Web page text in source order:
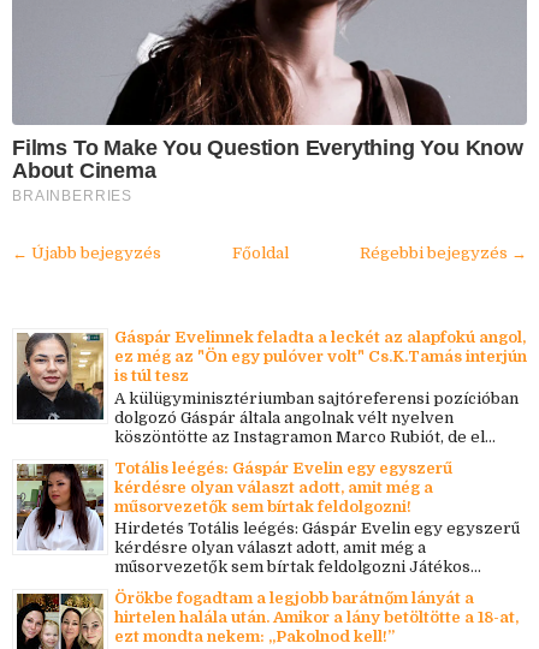
Films To Make You Question Everything You Know
About Cinema
BRAINBERRIES
← Újabb bejegyzés Régebbi bejegyzés →
Főoldal
Gáspár Evelinnek feladta a leckét az alapfokú angol,
ez még az "Ön egy pulóver volt" Cs.K.Tamás interjún
is túl tesz
A külügyminisztériumban sajtóreferensi pozícióban
dolgozó Gáspár általa angolnak vélt nyelven
köszöntötte az Instagramon Marco Rubiót, de el...
Totális leégés: Gáspár Evelin egy egyszerű
kérdésre olyan választ adott, amit még a
műsorvezetők sem bírtak feldolgozni!
Hirdetés Totális leégés: Gáspár Evelin egy egyszerű
kérdésre olyan választ adott, amit még a
műsorvezetők sem bírtak feldolgozni Játékos...
Örökbe fogadtam a legjobb barátnőm lányát a
hirtelen halála után. Amikor a lány betöltötte a 18-at,
ezt mondta nekem: „Pakolnod kell!”